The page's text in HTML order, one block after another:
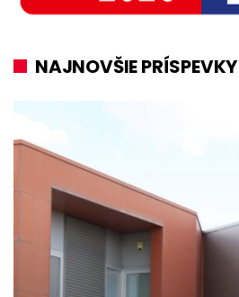
NAJNOVŠIE PRÍSPEVKY